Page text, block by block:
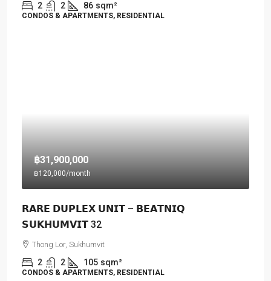
2 2 86 sqm²
CONDOS & APARTMENTS, RESIDENTIAL
฿31,900,000
฿120,000/month
𝗥𝗔𝗥𝗘 𝗗𝗨𝗣𝗟𝗘𝗫 𝗨𝗡𝗜𝗧 – 𝗕𝗘𝗔𝗧𝗡𝗜𝗤
𝗦𝗨𝗞𝗛𝗨𝗠𝗩𝗜𝗧 32
Thong Lor, Sukhumvit
2 2 105 sqm²
CONDOS & APARTMENTS, RESIDENTIAL